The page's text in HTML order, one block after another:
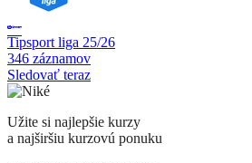
Tipsport liga 25/26
346 záznamov
Sledovať teraz
Užite si najlepšie kurzy
a najširšiu kurzovú ponuku